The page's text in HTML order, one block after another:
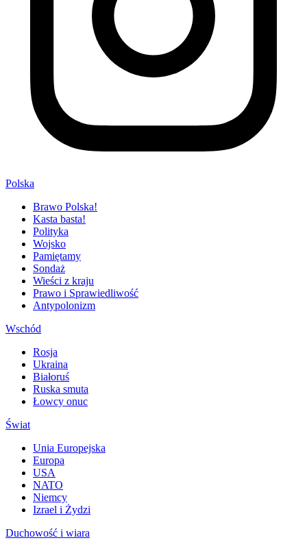
Polska
Brawo Polska!
Kasta basta!
Polityka
Wojsko
Pamiętamy
Sondaż
Wieści z kraju
Prawo i Sprawiedliwość
Antypolonizm
Wschód
Rosja
Ukraina
Białoruś
Ruska smuta
Łowcy onuc
Świat
Unia Europejska
Europa
USA
NATO
Niemcy
Izrael i Żydzi
Duchowość i wiara